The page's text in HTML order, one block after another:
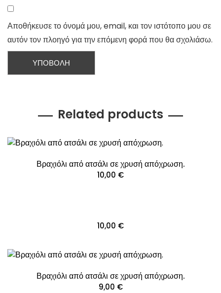
Αποθήκευσε το όνομά μου, email, και τον ιστότοπο μου σε
αυτόν τον πλοηγό για την επόμενη φορά που θα σχολιάσω.
Related products
Βραχιόλι από ατσάλι σε χρυσή απόχρωση.
10,00 €
10,00 €
Βραχιόλι από ατσάλι σε χρυσή απόχρωση.
9,00 €